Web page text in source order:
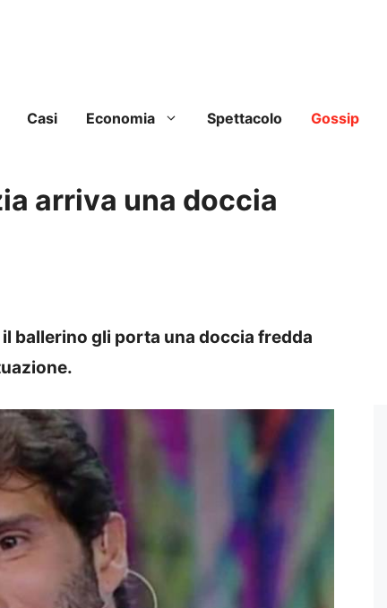
Casi Economia Spettacolo Gossip
arriva una doccia
ballerino gli porta una doccia fredda